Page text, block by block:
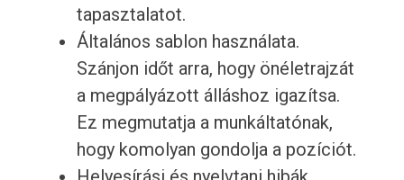
tapasztalatot.
Általános sablon használata.
Szánjon időt arra, hogy önéletrajzát
a megpályázott álláshoz igazítsa.
Ez megmutatja a munkáltatónak,
hogy komolyan gondolja a pozíciót.